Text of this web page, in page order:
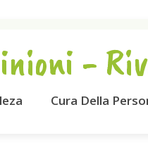
-
Cura Della